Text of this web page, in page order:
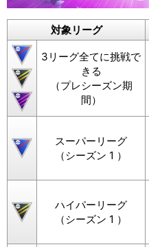
対象リーグ
3リーグ全てに挑戦で
きる
（プレシーズン期
間）
スーパーリーグ
（シーズン 1 ）
ハイパーリーグ
（シーズン 1 ）